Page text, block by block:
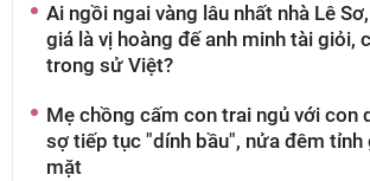
Ai ngồi ngai vàng lâu nhất nhà Lê
giá là vị hoàng đế anh minh tài giỏi,
trong sử Việt?
Mẹ chồng cấm con trai ngủ với con
sợ tiếp tục "dính bầu", nửa đêm tỉnh
mặt